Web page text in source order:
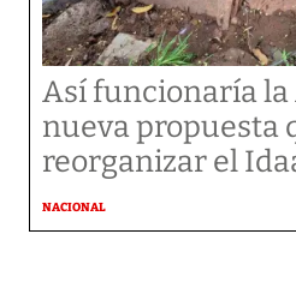
Así funcionaría la
nueva propuesta
reorganizar el
NACIONAL